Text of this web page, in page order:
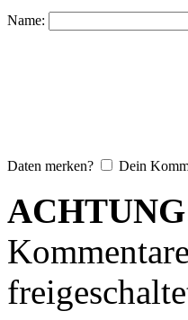
Name:
Daten merken? Dein